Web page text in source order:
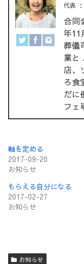
代表 ：
合同
年11
葬儀
業と
店、
ろ食
だに
フェ
軸を定める
2017-09-20
お知らせ
もらえる自分になる
2017-02-27
お知らせ
お知らせ